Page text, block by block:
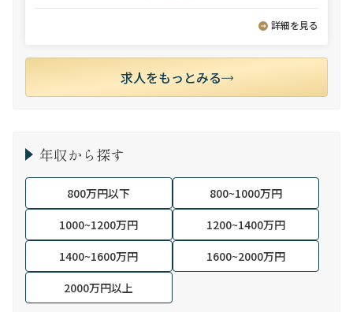
詳細を見る
求人をもっとみる
年収から探す
800万円以下
800~1000万円
1000~1200万円
1200~1400万円
1400~1600万円
1600~2000万円
2000万円以上